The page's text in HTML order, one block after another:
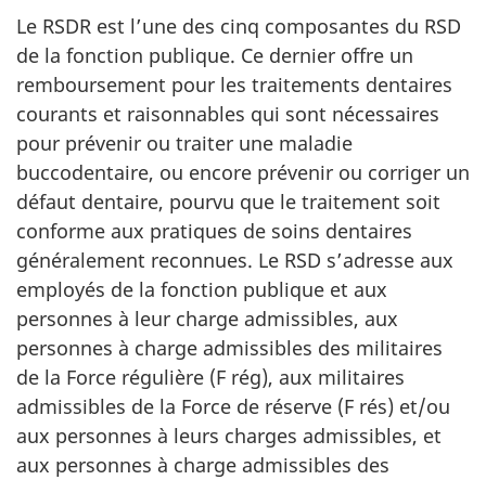
Le RSDR est l’une des cinq composantes du RSD
de la fonction publique. Ce dernier offre un
remboursement pour les traitements dentaires
courants et raisonnables qui sont nécessaires
pour prévenir ou traiter une maladie
buccodentaire, ou encore prévenir ou corriger un
défaut dentaire, pourvu que le traitement soit
conforme aux pratiques de soins dentaires
généralement reconnues. Le RSD s’adresse aux
employés de la fonction publique et aux
personnes à leur charge admissibles, aux
personnes à charge admissibles des militaires
de la Force régulière (F rég), aux militaires
admissibles de la Force de réserve (F rés) et/ou
aux personnes à leurs charges admissibles, et
aux personnes à charge admissibles des